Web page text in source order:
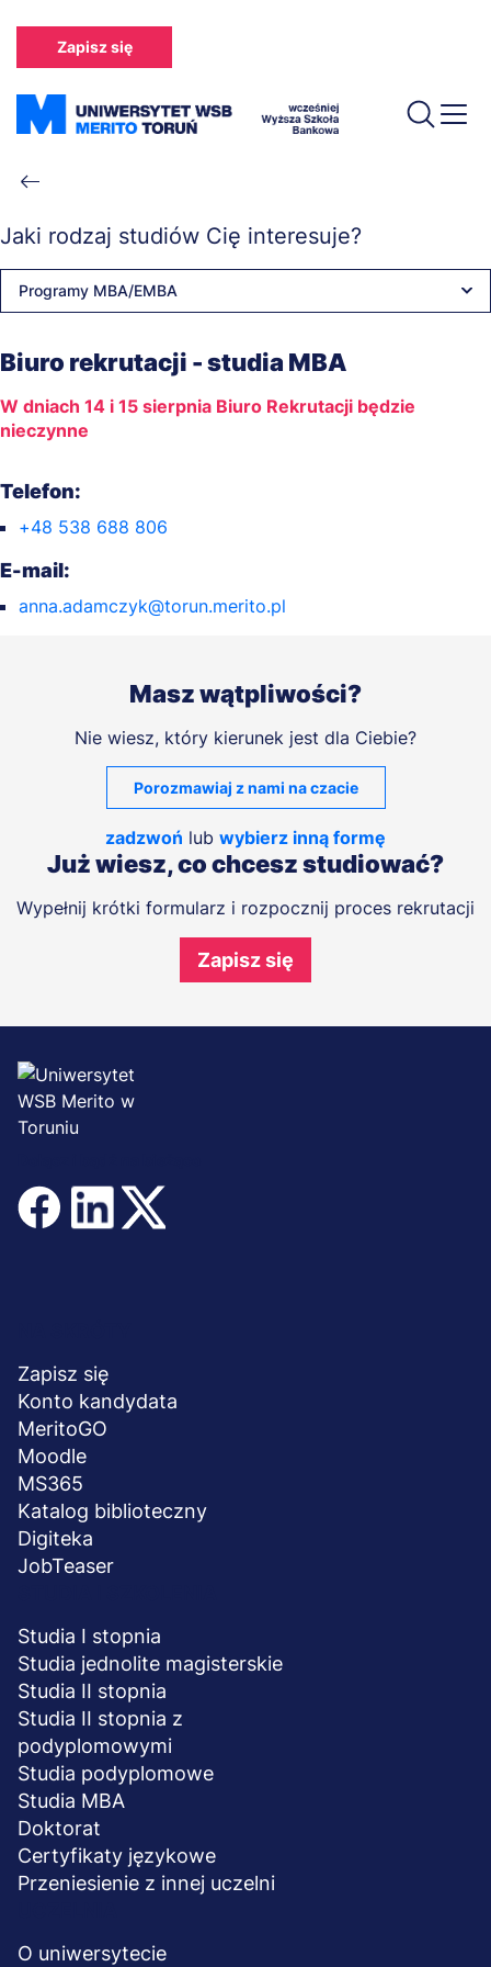
treści
Zapisz się
Ścieżka
nawigacyjna
Jaki rodzaj studiów Cię interesuje?
Programy MBA/EMBA
Biuro rekrutacji - studia MBA
W dniach 14 i 15 sierpnia Biuro Rekrutacji będzie
nieczynne
Telefon:
+48 538 688 806
E-mail:
anna.adamczyk@torun.merito.pl
Masz wątpliwości?
Nie wiesz, który kierunek jest dla Ciebie?
Porozmawiaj z nami na czacie
zadzwoń lub wybierz inną formę
Już wiesz, co chcesz studiować?
Wypełnij krótki formularz i rozpocznij proces rekrutacji
Zapisz się
stopka
Zapisz się
Konto kandydata
MeritoGO
Moodle
MS365
Katalog biblioteczny
Digiteka
JobTeaser
Studia I stopnia
Studia jednolite magisterskie
Studia II stopnia
Studia II stopnia z
podyplomowymi
Studia podyplomowe
Studia MBA
Doktorat
Certyfikaty językowe
Przeniesienie z innej uczelni
O uniwersytecie